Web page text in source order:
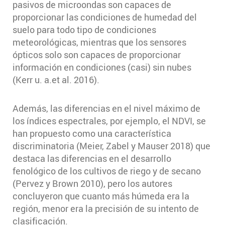
pasivos de microondas son capaces de
proporcionar las condiciones de humedad del
suelo para todo tipo de condiciones
meteorológicas, mientras que los sensores
ópticos solo son capaces de proporcionar
información en condiciones (casi) sin nubes
(Kerr u. a.et al. 2016).
Además, las diferencias en el nivel máximo de
los índices espectrales, por ejemplo, el NDVI, se
han propuesto como una característica
discriminatoria (Meier, Zabel y Mauser 2018) que
destaca las diferencias en el desarrollo
fenológico de los cultivos de riego y de secano
(Pervez y Brown 2010), pero los autores
concluyeron que cuanto más húmeda era la
región, menor era la precisión de su intento de
clasificación.